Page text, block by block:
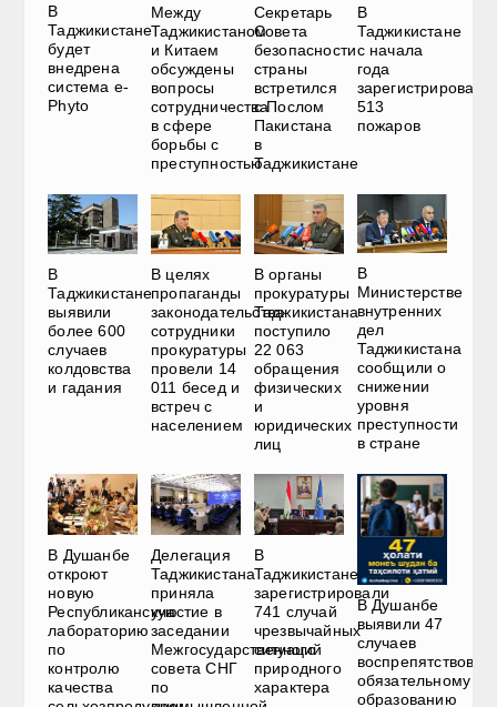
В
Таджикистане
будет
внедрена
система e-
Phyto
Между
Таджикистаном
и Китаем
обсуждены
вопросы
сотрудничества
в сфере
борьбы с
преступностью
Секретарь
Совета
безопасности
страны
встретился
с Послом
Пакистана
в
Таджикистане
В
Таджикистане
с начала
года
зарегистрировано
513
пожаров
В
Таджикистане
выявили
более 600
случаев
колдовства
и гадания
В целях
пропаганды
законодательства
сотрудники
прокуратуры
провели 14
011 бесед и
встреч с
населением
В органы
прокуратуры
Таджикистана
поступило
22 063
обращения
физических
и
юридических
лиц
В
Министерстве
внутренних
дел
Таджикистана
сообщили о
снижении
уровня
преступности
в стране
В Душанбе
откроют
новую
Республиканскую
лабораторию
по
контролю
качества
Делегация
Таджикистана
приняла
участие в
заседании
Межгосударственного
совета СНГ
по
В
Таджикистане
зарегистрировали
741 случай
чрезвычайных
ситуаций
природного
характера
В Душанбе
выявили 47
случаев
обязательному
образованию